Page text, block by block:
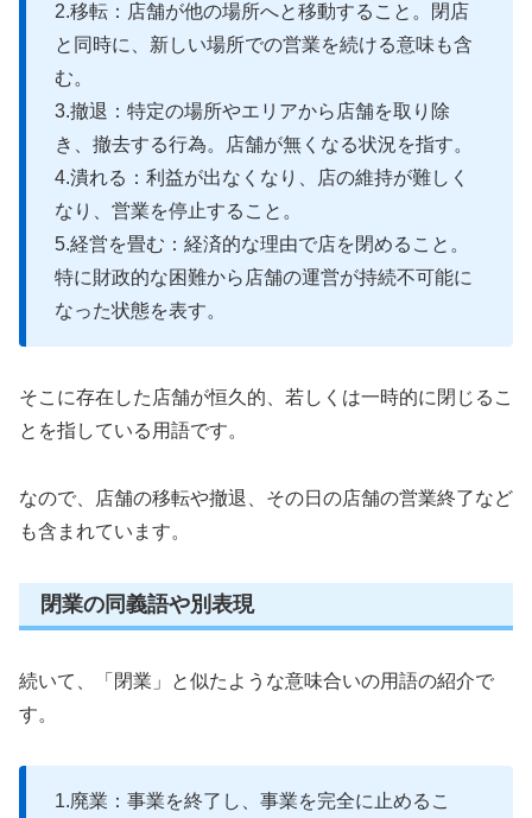
2.移転：店舗が他の場所へと移動すること。閉店
と同時に、新しい場所での営業を続ける意味も含
む。
3.撤退：特定の場所やエリアから店舗を取り除
き、撤去する行為。店舗が無くなる状況を指す。
4.潰れる：利益が出なくなり、店の維持が難しく
なり、営業を停止すること。
5.経営を畳む：経済的な理由で店を閉めること。
特に財政的な困難から店舗の運営が持続不可能に
なった状態を表す。
そこに存在した店舗が恒久的、若しくは一時的に閉じるこ
とを指している用語です。
なので、店舗の移転や撤退、その日の店舗の営業終了など
も含まれています。
閉業の同義語や別表現
続いて、「閉業」と似たような意味合いの用語の紹介で
す。
1.廃業：事業を終了し、事業を完全に止めるこ